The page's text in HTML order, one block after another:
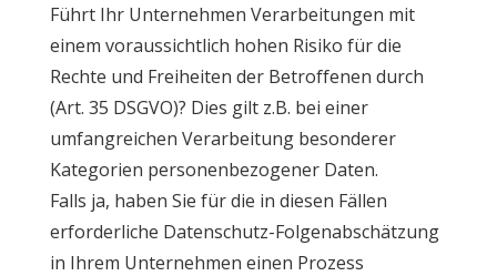
Führt Ihr Unternehmen Verarbeitungen mit
einem voraussichtlich hohen Risiko für die
Rechte und Freiheiten der Betroffenen durch
(Art. 35 DSGVO)? Dies gilt z.B. bei einer
umfangreichen Verarbeitung besonderer
Kategorien personenbezogener Daten.
Falls ja, haben Sie für die in diesen Fällen
erforderliche Datenschutz-Folgenabschätzung
in Ihrem Unternehmen einen Prozess